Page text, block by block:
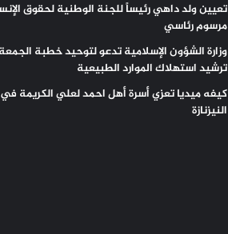
تعيين ولد داهي رئيساً للجنة الوطنية لحقوق
مرسوم رئاسي
وزارة الشؤون الإسلامية تدعو لتوحيد خطبة
ترشيد استهلاك الموارد الطبيعية
كيفه ميديا تعزي أسرة أهل احمد لعلي الكريمة
النيزنازة